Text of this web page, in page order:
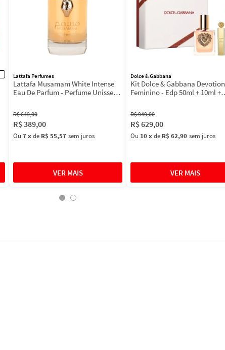
Lattafa Perfumes
Lattafa Musamam White Intense
Eau De Parfum - Perfume Unissex
R$649,00
R$389,00
Ou 7xde R$ 55,57 sem juros
Dolce & Gabbana
Kit Dolce & Gabbana Devotion
Feminino - Edp 50ml + 10ml +
R$949,00
R$629,00
Ou 10xde R$ 62,90 sem juros